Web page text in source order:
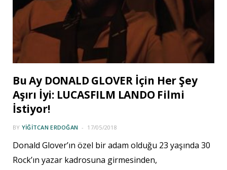
Bu Ay DONALD GLOVER İçin Her Şey
Aşırı İyi: LUCASFILM LANDO Filmi
İstiyor!
BY YIĞITCAN ERDOĞAN 17/05/2018
Donald Glover’ın özel bir adam olduğu 23 yaşında 30
Rock’ın yazar kadrosuna girmesinden,